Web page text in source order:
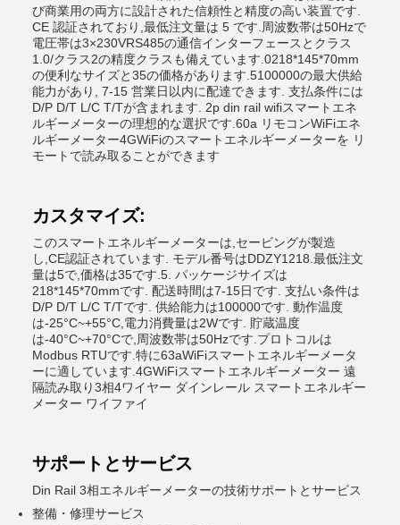
び商業用の両方に設計された信頼性と精度の高い装置です.
CE 認証されており,最低注文量は 5 です.周波数帯は50Hzで
電圧帯は3×230VRS485の通信インターフェースとクラス
1.0/クラス2の精度クラスも備えています.0218*145*70mm
の便利なサイズと35の価格があります.5100000の最大供給
能力があり, 7-15 営業日以内に配達できます. 支払条件には
D/P D/T L/C T/Tが含まれます. 2p din rail wifiスマートエネ
ルギーメーターの理想的な選択です.60a リモコンWiFiエネ
ルギーメーター4GWiFiのスマートエネルギーメーターを リ
モートで読み取ることができます
カスタマイズ:
このスマートエネルギーメーターは,セービングが製造
し,CE認証されています. モデル番号はDDZY1218.最低注文
量は5で,価格は35です.5. パッケージサイズは
218*145*70mmです. 配送時間は7-15日です. 支払い条件は
D/P D/T L/C T/Tです. 供給能力は100000です. 動作温度
は-25°C~+55°C,電力消費量は2Wです. 貯蔵温度
は-40°C~+70°Cで,周波数帯は50Hzです.プロトコルは
Modbus RTUです.特に63aWiFiスマートエネルギーメータ
ーに適しています.4GWiFiスマートエネルギーメーター 遠
隔読み取り3相4ワイヤー ダインレール スマートエネルギー
メーター ワイファイ
サポートとサービス
Din Rail 3相エネルギーメーターの技術サポートとサービス
整備・修理サービス